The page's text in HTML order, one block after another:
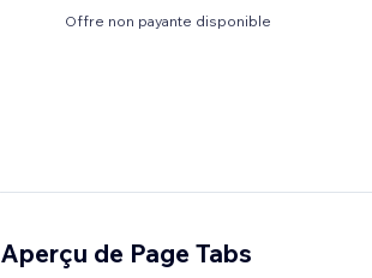
Offre non payante disponible
Aperçu de Page Tabs